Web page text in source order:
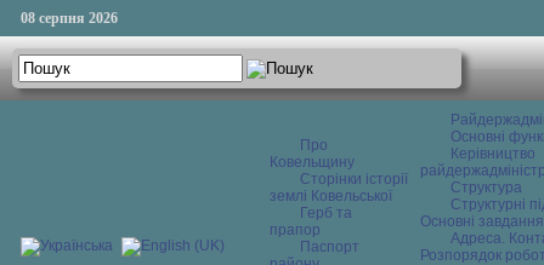
08 серпня 2026
Про
Ковельщину
Сторінки історії
землі Ковельської
Герб та
прапор
Паспорт
Основні
Керівництво
Структура
Структурні
Основні завдання
Адреса.
Розпорядок